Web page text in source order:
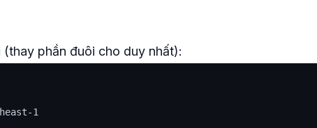
phần đuôi cho duy nhất):